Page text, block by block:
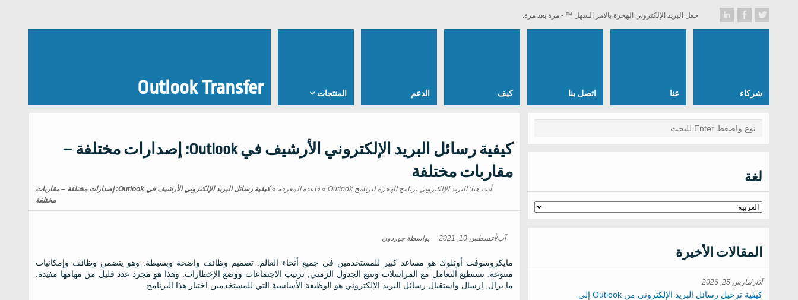
جعل البريد الإلكتروني الهجرة بالامر السهل ™ - مرة بعد مرة.
Outlook Transfer المنتجات الدعم كيف اتصل بنا عنا شركاء
كيفية رسائل البريد الإلكتروني الأرشيف في Outlook: إصدارات مختلفة –
مقاربات مختلفة
أنت هنا:البريد الإلكتروني برنامج الهجرة لبرنامج Outlook » قاعدة المعرفة »
كيفية رسائل البريد الإلكتروني الأرشيف في Outlook: إصدارات مختلفة – مقاربات
مختلفة
آب/أغسطس 10, 2021 بواسطةجوردون
مايكروسوفت أوتلوك هو مساعد كبير للمستخدمين في جميع أنحاء العالم. تصميم وظائف واضحة وبسيطة. وهو يتضمن وظائف وإمكانيات
متنوعة. تستطيع التعامل مع المراسلات وتتبع الجدول الزمني, ترتيب الاجتماعات ووضع الإخطارات. وهذا هو مجرد عدد قليل من مهامها مفيدة.
ما يزال, إرسال واستقبال رسائل البريد الإلكتروني هو الوظيفة الأساسية التي للمستخدمين اختيار هذا البرنامج.
لغة
المقالات الأخيرة
آذار/مارس 25, 2026
كيفية ترحيل رسائل البريد الإلكتروني من Outlook إلى